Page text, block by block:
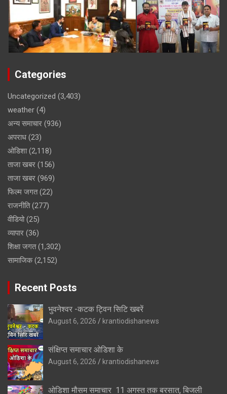
Categories
Uncategorized (3,403)
weather (4)
अन्य समाचार (936)
अपराध (23)
ओडिशा(2,118)
ताजा खबर (156)
ताजा खबर (969)
फिल्म जगत(22)
राजनीति(277)
वीडियो(25)
व्यापार (36)
शिक्षा जगत(1,302)
सामाजिक(2,152)
Recent Posts
भुवनेश्वर -कटक ट्विन सिटि खबरें
August 6, 2026 krantiodishanews
संक्षिप्त समाचार ओडिशा के
August 6, 2026 krantiodishanews
ओडिशा मौसम समाचार 11 अगस्त तक बरसात, बिजली